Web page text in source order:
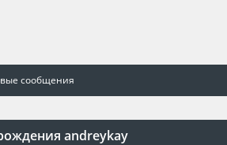
сообщения
andreykay